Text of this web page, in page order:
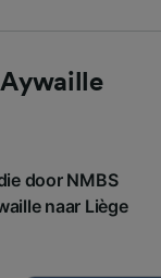
Aywaille
door NMBS
naar Liège